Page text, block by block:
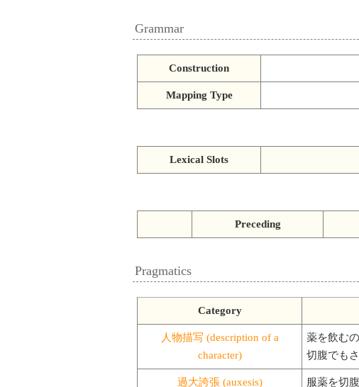
Grammar
Construction
Mapping Type
Lexical Slots
Preceding
Pragmatics
Category
人物描写 (description of a
character)
薬を飲む
切腹でも
過大誇張 (auxesis) 服薬を切